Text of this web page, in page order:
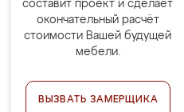
составит проект и сделает
окончательный расчёт
стоимости Вашей будущей
мебели.
ВЫЗВАТЬ ЗАМЕРЩИКА